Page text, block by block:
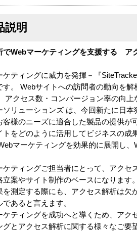
説明
でWebマーケティングを支援する ア
ケティングに威力を発揮－『
す。 Webサイトへの訪問者の動向を
アクセス数・コンバージョン率の向上
ソリューションズ は、今回新たに日
客様のニーズに適合した製品の提供が
トをどのように活用してビジネスの
マーケティングを効果的に展開し
ケティングご担当者にとって、アクセ
立案やサイト制作のベースになりま
を測定する際にも、アクセス解析は
あると言えます。
ケティングを成功へと導くため、アク
グとアクセス解析に関する様々なご要